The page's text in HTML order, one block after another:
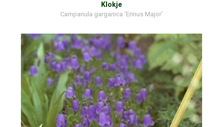
Klokje
Campanula garganica 'Erinus Major'